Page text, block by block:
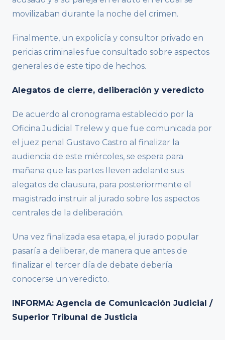
movilizaban durante la noche del crimen.
Finalmente, un expolicía y consultor privado en
pericias criminales fue consultado sobre aspectos
generales de este tipo de hechos.
Alegatos de cierre, deliberación y veredicto
De acuerdo al cronograma establecido por la
Oficina Judicial Trelew y que fue comunicada por
el juez penal Gustavo Castro al finalizar la
audiencia de este miércoles, se espera para
mañana que las partes lleven adelante sus
alegatos de clausura, para posteriormente el
magistrado instruir al jurado sobre los aspectos
centrales de la deliberación.
Una vez finalizada esa etapa, el jurado popular
pasaría a deliberar, de manera que antes de
finalizar el tercer día de debate debería
conocerse un veredicto.
INFORMA: Agencia de Comunicación Judicial /
Superior Tribunal de Justicia